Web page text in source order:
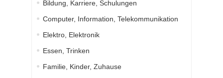
Bildung, Karriere, Schulungen
Computer, Information, Telekommunikation
Elektro, Elektronik
Essen, Trinken
Familie, Kinder, Zuhause